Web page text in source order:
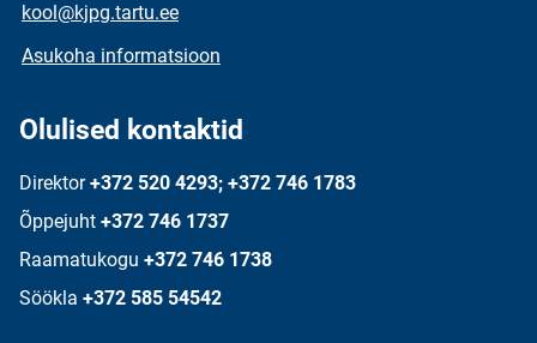
kool@kjpg.tartu.ee
Asukoha informatsioon
Olulised kontaktid
Direktor +372 520 4293; +372 746 1783
Õppejuht +372 746 1737
Raamatukogu +372 746 1738
Söökla +372 585 54542